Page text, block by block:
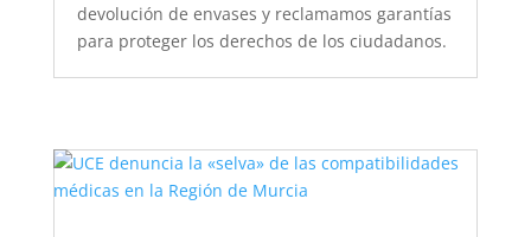
devolución de envases y reclamamos garantías
para proteger los derechos de los ciudadanos.